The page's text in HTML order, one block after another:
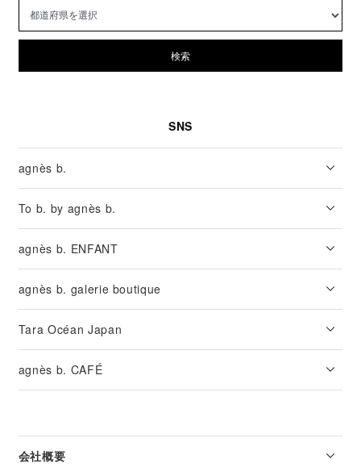
検索
SNS
agnès b.
To b. by agnès b.
agnès b. ENFANT
agnès b. galerie boutique
Tara Océan Japan
agnès b. CAFÉ
会社概要